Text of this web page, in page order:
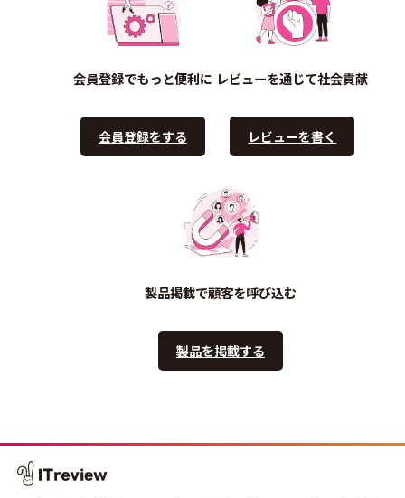
会員登録でもっと便利に
会員登録をする
レビューを通じて社会貢献
レビューを書く
製品掲載で顧客を呼び込む
製品を掲載する